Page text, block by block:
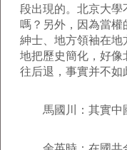
段出現的。北京大學
嗎？另外，因為當
紳士、地方領袖在地
地把歷史簡化，好像
往后退，事實并不如
馬國川：其實中國